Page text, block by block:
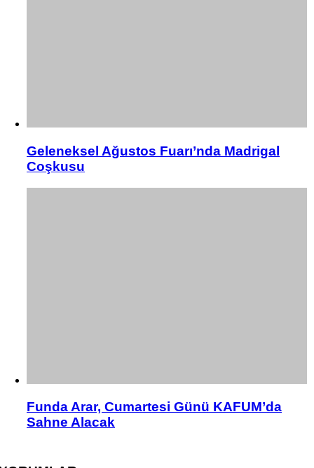
Geleneksel Ağustos Fuarı’nda Madrigal
Coşkusu
Funda Arar, Cumartesi Günü KAFUM’da
Sahne Alacak